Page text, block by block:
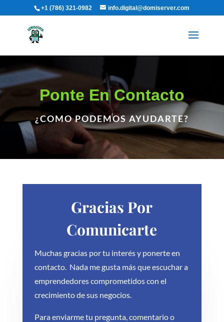
+1 (786) 321-0982 info.digital@domiserver.com
Ponte En Contacto
¿COMO PODEMOS AYUDARTE?
Gracias Por
Comunicarte
Muchas gracias por tu interés y ponerte en
contacto. Nada me gusta más que escuchar a
emprendedores comprometidos con el
crecimiento de sus negocios.
Para enviarme tu pregunta, comentario o